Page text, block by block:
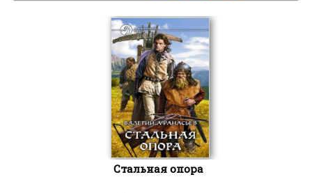
Стальная опора